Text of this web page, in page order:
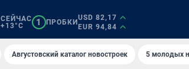
СЕЙЧАС
+13°C
1 ПРОБКИ
USD 82,17
EUR 94,84
Августовский каталог новостроек 5 молодых